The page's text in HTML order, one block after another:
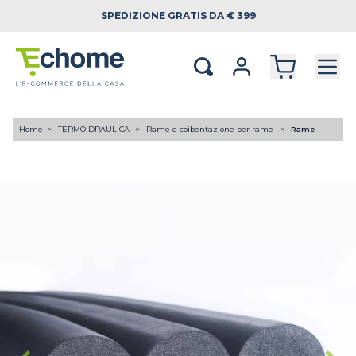
SPEDIZIONE GRATIS DA € 399
Home TERMOIDRAULICA Rame e coibentazione per rame Rame